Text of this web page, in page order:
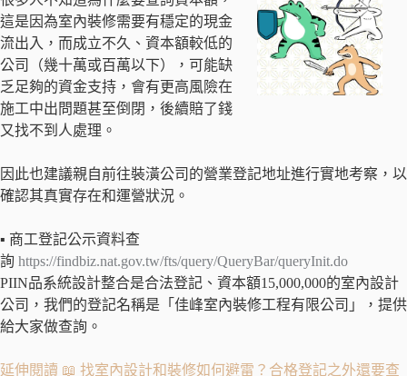
這是因為室內裝修需要有穩定的現金
流出入，而成立不久、資本額較低的
公司（幾十萬或百萬以下），可能缺
乏足夠的資金支持，會有更高風險在
施工中出問題甚至倒閉，後續賠了錢
又找不到人處理。
因此也建議親自前往裝潢公司的營業登記地址進行實地考察，以
確認其真實存在和運營狀況。
▪ 商工登記公示資料查
詢 https://findbiz.nat.gov.tw/fts/query/QueryBar/queryInit.do
PIIN品系統設計整合是合法登記、資本額15,000,000的室內設計
公司，我們的登記名稱是「佳峰室內裝修工程有限公司」，提供
給大家做查詢。
延伸閱讀 📖 找室內設計和裝修如何避雷？合格登記之外還要查